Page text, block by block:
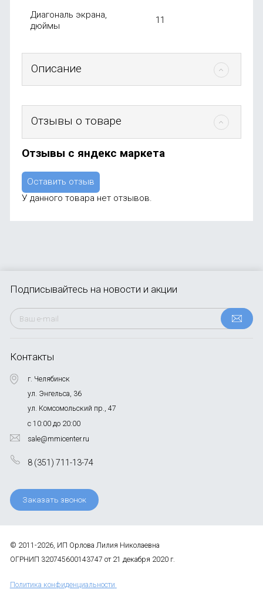
Диагональ экрана,
дюймы
11
Описание
Отзывы о товаре
Отзывы с яндекс маркета
Оставить отзыв
У данного товара нет отзывов.
Контакты
г. Челябинск
ул. Энгельса, 36
ул. Комсомольский пр., 47
с 10:00 до 20:00
sale@mmicenter.ru
8 (351) 711-13-74
Заказать звонок
Подписывайтесь на новости и акции
© 2011-2026, ИП Орлова Лилия Николаевна
ОГРНИП 320745600143747 от 21 декабря 2020 г.
Политика конфиденциальности